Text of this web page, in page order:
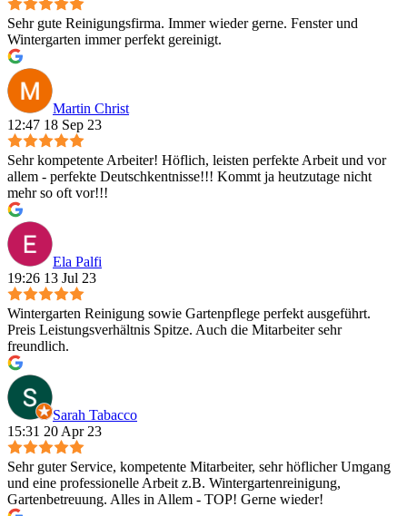
Sehr gute Reinigungsfirma. Immer wieder gerne. Fenster und
Wintergarten immer perfekt gereinigt.
Martin Christ
12:47 18 Sep 23
Sehr kompetente Arbeiter! Höflich, leisten perfekte Arbeit und vor
allem - perfekte Deutschkentnisse!!! Kommt ja heutzutage nicht
mehr so oft vor!!!
Ela Palfi
19:26 13 Jul 23
Wintergarten Reinigung sowie Gartenpflege perfekt ausgeführt.
Preis Leistungsverhältnis Spitze. Auch die Mitarbeiter sehr
freundlich.
Sarah Tabacco
15:31 20 Apr 23
Sehr guter Service, kompetente Mitarbeiter, sehr höflicher Umgang
und eine professionelle Arbeit z.B. Wintergartenreinigung,
Gartenbetreuung. Alles in Allem - TOP! Gerne wieder!